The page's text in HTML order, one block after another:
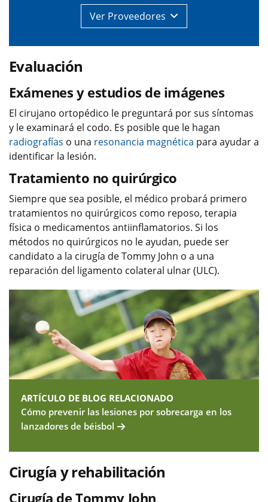
Ver Proveedores
Evaluación
Exámenes y estudios de imágenes
El cirujano ortopédico le preguntará por sus síntomas
y le examinará el codo. Es posible que le hagan
radiografías o una resonancia magnética para ayudar a
identificar la lesión.
Tratamiento no quirúrgico
Siempre que sea posible, el médico probará primero
tratamientos no quirúrgicos como reposo, terapia
física o medicamentos antiinflamatorios. Si los
métodos no quirúrgicos no le ayudan, puede ser
candidato a la cirugía de Tommy John o a una
reparación del ligamento colateral ulnar (ULC).
ARTÍCULO DE BLOG RELACIONADO
Cómo prevenir las lesiones por sobrecarga en los
lanzadores de béisbol
Cirugía y rehabilitación
Cirugía de Tommy John